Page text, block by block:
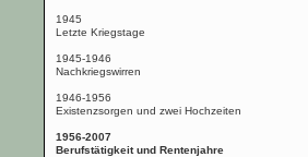
1945
Letzte Kriegstage
1945-1946
Nachkriegswirren
1946-1956
Existenzsorgen und zwei Hochzeiten
1956-2007
Berufstätigkeit und Rentenjahre